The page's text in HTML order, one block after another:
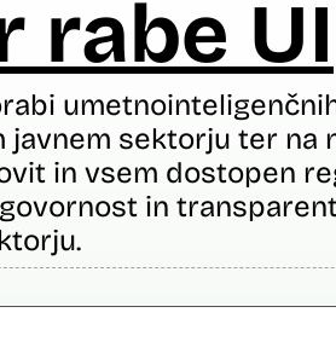
rabe UI
javnem sektorju ter na
in vsem dostopen
in